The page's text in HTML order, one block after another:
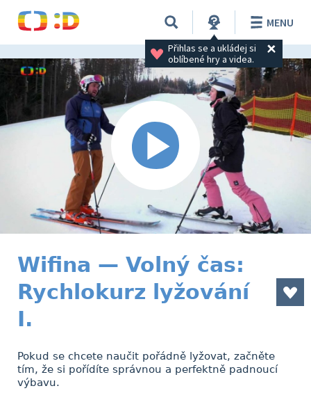
Přihlas se a ukládej si
oblíbené hry a videa.
MENU
Wifina — Volný čas:
Rychlokurz lyžování
I.
Pokud se chcete naučit pořádně lyžovat, začněte
tím, že si pořídíte správnou a perfektně padnoucí
výbavu.